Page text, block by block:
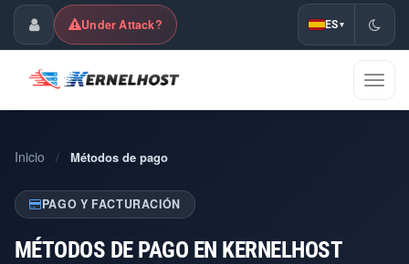
Área de ClienteUnder Attack? ES ▾
Inicio / Métodos de pago
PAGO Y FACTURACIÓN
MÉTODOS DE PAGO EN KERNELHOST